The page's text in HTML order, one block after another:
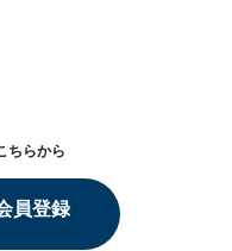
ちらから
員登録